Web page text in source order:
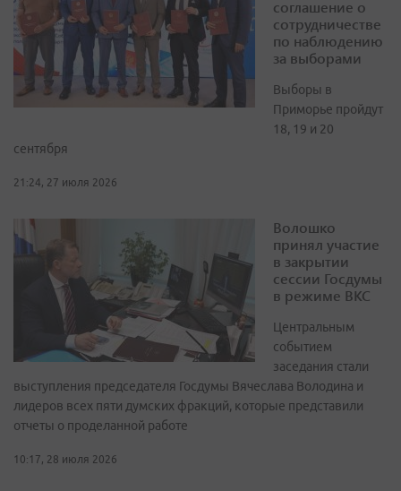
соглашение о
сотрудничестве
по наблюдению
за выборами
Выборы в
Приморье пройдут
18, 19 и 20
сентября
21:24, 27 июля 2026
Волошко
принял участие
в закрытии
сессии Госдумы
в режиме ВКС
Центральным
событием
заседания стали
выступления председателя Госдумы Вячеслава Володина и
лидеров всех пяти думских фракций, которые представили
отчеты о проделанной работе
10:17, 28 июля 2026